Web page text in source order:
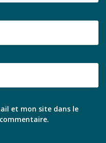
et mon site dans le